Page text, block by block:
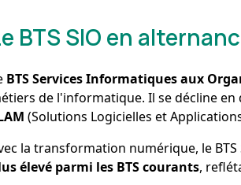
BTS SIO en
BTS Services Informatiques aux
de l'informatique. Il se décline
(Solutions Logicielles et
la transformation numérique, le
élevé parmi les BTS courants,